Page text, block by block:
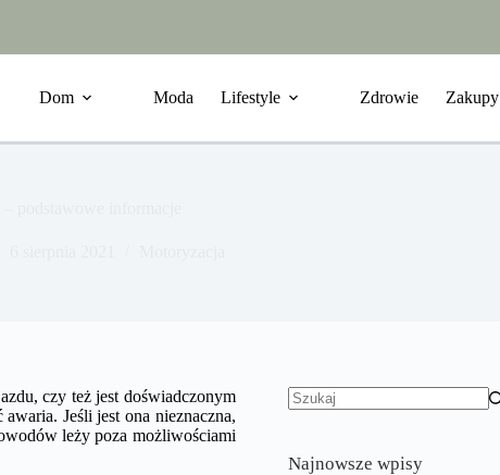
Dom Moda Lifestyle Zdrowie Zakupy
czy też jest doświadczonym
Jeśli jest ona nieznaczna,
leży poza możliwościami
Najnowsze wpisy